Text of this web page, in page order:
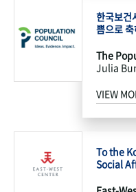
한국보건
쁨으로
The
Julia
VIEW
To the
Social